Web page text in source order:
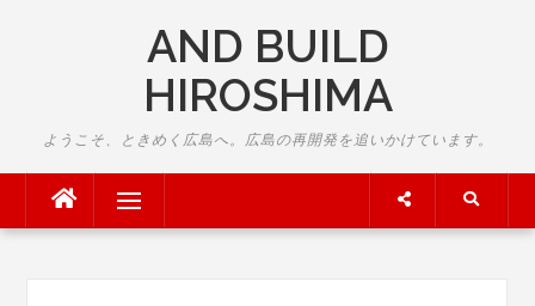
AND BUILD
HIROSHIMA
ようこそ、ときめく広島へ。広島の再開発を追いかけています。
Menu